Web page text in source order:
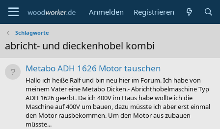
Anmelden Registrieren
Schlagworte
abricht- und dieckenhobel kombi
Metabo ADH 1626 Motor tauschen
Hallo ich heiße Ralf und bin neu hier im Forum. Ich habe von
meinem Vater eine Metabo Dicken.- Abrichthobelmaschine Typ
ADH 1626 geerbt. Da ich 400V im Haus habe wollte ich die
Maschine auf 400V um bauen, dazu müsste ich aber erst einmal
den Motor rausbekommen. Um den Motor aus zubauen
müsste...